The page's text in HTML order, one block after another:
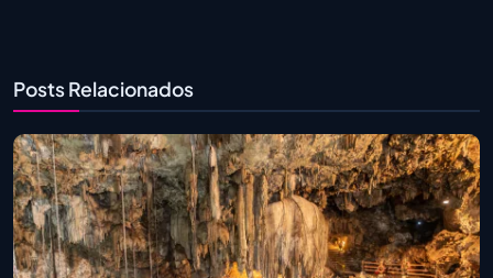
Posts Relacionados